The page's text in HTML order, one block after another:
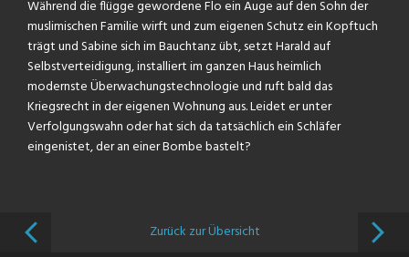
Während die flügge gewordene Flo ein Auge auf den Sohn der
muslimischen Familie wirft und zum eigenen Schutz ein Kopftuch
trägt und Sabine sich im Bauchtanz übt, setzt Harald auf
Selbstverteidigung, installiert im ganzen Haus heimlich
modernste Überwachungstechnologie und ruft bald das
Kriegsrecht in der eigenen Wohnung aus. Leidet er unter
Verfolgungswahn oder hat sich da tatsächlich ein Schläfer
eingenistet, der an einer Bombe bastelt?
Zurück zur Übersicht